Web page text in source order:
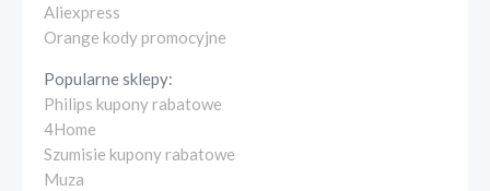
Aliexpress
Orange kody promocyjne
Popularne sklepy:
Philips kupony rabatowe
4Home
Szumisie kupony rabatowe
Muza